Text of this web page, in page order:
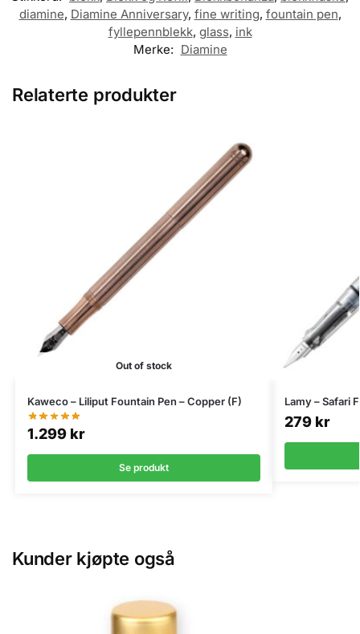
diamine, Diamine Anniversary, fine writing, fountain pen,
fyllepennblekk, glass, ink
Merke: Diamine
Relaterte produkter
Out of stock
Kaweco – Liliput Fountain Pen – Copper (F)
1.299 kr
Se produkt
Lamy – Safari
279 kr
Kunder kjøpte også